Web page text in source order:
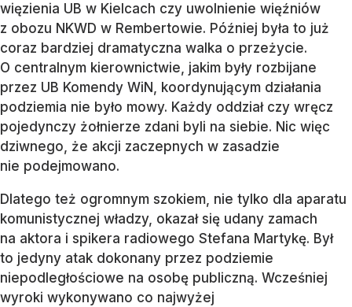
więzienia UB w Kielcach czy uwolnienie więźniów
z obozu NKWD w Rembertowie. Później była to już
coraz bardziej dramatyczna walka o przeżycie.
O centralnym kierownictwie, jakim były rozbijane
przez UB Komendy WiN, koordynującym działania
podziemia nie było mowy. Każdy oddział czy wręcz
pojedynczy żołnierze zdani byli na siebie. Nic więc
dziwnego, że akcji zaczepnych w zasadzie
nie podejmowano.
Dlatego też ogromnym szokiem, nie tylko dla aparatu
komunistycznej władzy, okazał się udany zamach
na aktora i spikera radiowego Stefana Martykę. Był
to jedyny atak dokonany przez podziemie
niepodległościowe na osobę publiczną. Wcześniej
wyroki wykonywano co najwyżej